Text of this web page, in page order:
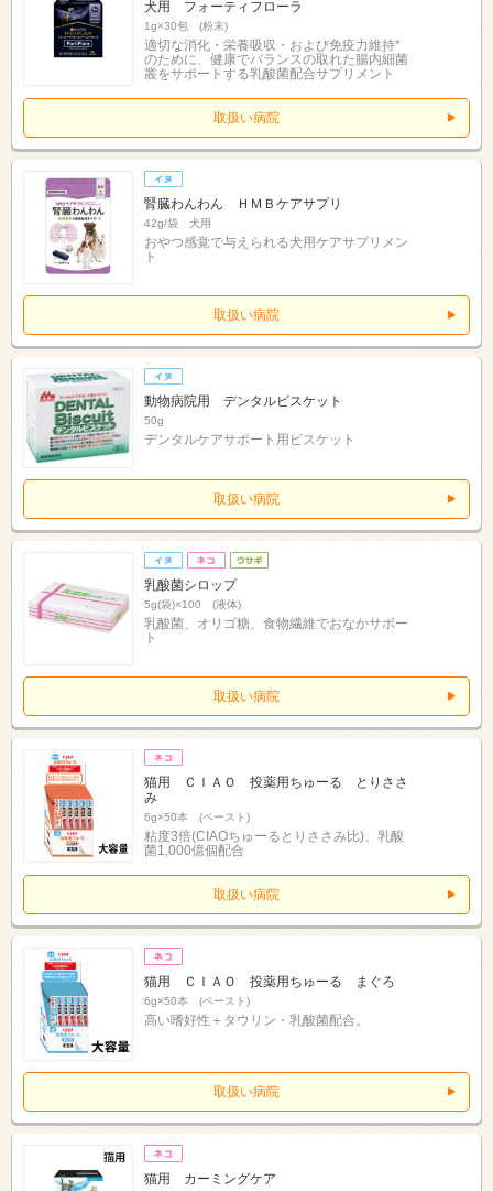
犬用 フォーティフローラ
1g×30包 (粉末)
適切な消化・栄養吸収・および免疫力維持*
のために、健康でバランスの取れた腸内細菌
叢をサポートする乳酸菌配合サプリメント
取扱い病院
腎臓わんわん ＨＭＢケアサプリ
42g/袋 犬用
おやつ感覚で与えられる犬用ケアサプリメン
ト
取扱い病院
動物病院用 デンタルビスケット
50g
デンタルケアサポート用ビスケット
取扱い病院
乳酸菌シロップ
5g(袋)×100 (液体)
乳酸菌、オリゴ糖、食物繊維でおなかサポー
ト
取扱い病院
猫用 ＣＩＡＯ 投薬用ちゅーる とりささ
み
6g×50本 (ペースト)
粘度3倍(CIAOちゅーるとりささみ比)、乳酸
菌1,000億個配合
取扱い病院
猫用 ＣＩＡＯ 投薬用ちゅーる まぐろ
6g×50本 (ペースト)
高い嗜好性＋タウリン・乳酸菌配合。
取扱い病院
猫用 カーミングケア